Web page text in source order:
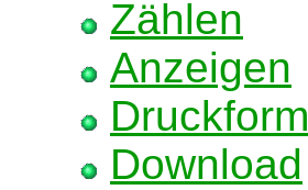
Zählen
Anzeigen
Druckform
Download